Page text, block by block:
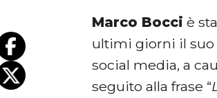
Marco Bocci è
ultimi giorni il suo
social media, a
seguito alla frase “